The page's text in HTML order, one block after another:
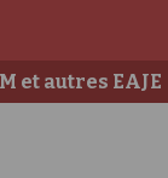
et autres EAJE